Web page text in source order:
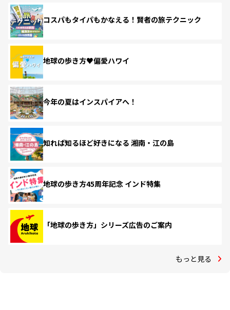
コスパもタイパもかなえる！賢者の旅テクニック
地球の歩き方♥偏愛ハワイ
今年の夏はインスパイアへ！
知れば知るほど好きになる 湘南・江の島
地球の歩き方45周年記念 インド特集
「地球の歩き方」シリーズ広告のご案内
もっと見る